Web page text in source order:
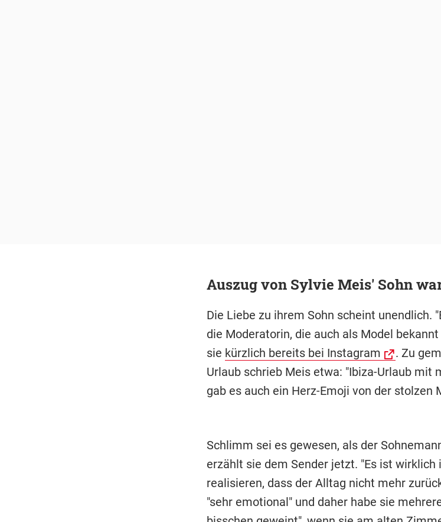
Auszug von Sylvie Meis' Sohn
Die Liebe zu ihrem Sohn scheint unendlich.
die Moderatorin, die auch als Model
sie kürzlich bereits bei Instagram
. Zu
Urlaub schrieb Meis etwa: "Ibiza-Urlaub mit
gab es auch ein Herz-Emoji von der stolzen
Schlimm sei es gewesen, als der
erzählt sie dem Sender jetzt. "Es ist
realisieren, dass der Alltag nicht mehr
"sehr emotional" und daher habe sie